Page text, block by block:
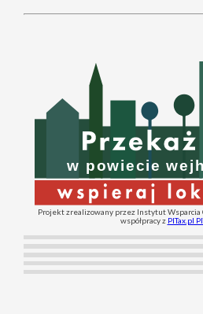
Projekt zrealizowany przez Instytut Wsparcia
współpracy z PITax.pl